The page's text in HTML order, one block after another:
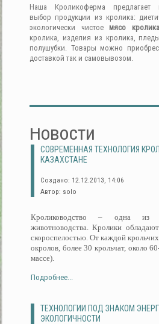
Наша Кроликоферма предлагает
выбор продукции из кролика:
экологически чистое мясо кролика
кролика, изделия из кролика,
полушубки. Товары можно
доставкой так и самовывозом.
Новости
СОВРЕМЕННАЯ ТЕХНОЛОГИЯ
КАЗАХСТАНЕ
Создано: 12.12.2013, 14:06
Автор: solo
Кролиководство – одна из
животноводства. Кролики
скороспелостью. От каждой
окролов, более 30 крольчат, около
массе).
Подробнее...
ТЕХНОЛОГИИ ПОД ЗНАКОМ
ЭКОЛОГИЧНОСТИ